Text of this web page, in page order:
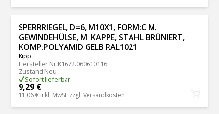
SPERRRIEGEL, D=6, M10X1, FORM:C M.
GEWINDEHÜLSE, M. KAPPE, STAHL BRÜNIERT,
KOMP:POLYAMID GELB RAL1021
Kipp
Hersteller Nr.K1672.060610116
Zustand:Neu
Sofort lieferbar
9,29 €
11,06 € inkl. MwSt. zzgl.Versandkosten